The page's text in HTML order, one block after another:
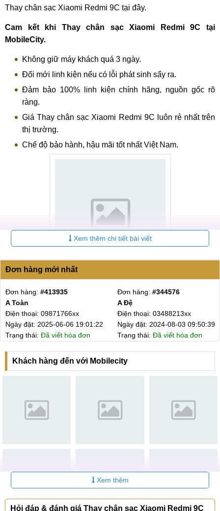
Thay chân sạc Xiaomi Redmi 9C tại đây.
Cam kết khi Thay chân sạc Xiaomi Redmi 9C tại
MobileCity.
Không giữ máy khách quá 3 ngày.
Đối mới linh kiện nếu có lỗi phát sinh sẩy ra.
Đảm bảo 100% linh kiện chính hãng, nguồn gốc rõ
ràng.
Giá Thay chân sạc Xiaomi Redmi 9C luôn rẻ nhất trên
thị trường.
Chế độ bảo hành, hậu mãi tốt nhất Việt Nam.
Hệ thống sửa chữa điện thoại di động
Tại Hà Nội
CN 1:120 Thái Hà, Q. Đống Đa
Hotline: 037.437.9999
CN 3:42 Phố Vọng, Hai Bà Trưng
CN 5:602 Lê Hồng Phong, Quận 10
Xem thêm chi tiết bài viết
Đơn hàng mới nhất
Đơn hàng: #413935
A Toàn
Điện thoại: 09871766xx
Ngày đặt: 2025-06-06 19:01:22
Trạng thái: Đã viết hóa đơn
Đơn hàng: #344576
A Đệ
Điện thoại: 03488213xx
Ngày đặt: 2024-08-03 09:50:39
Trạng thái: Đã viết hóa đơn
Khách hàng đến với Mobilecity
Xem thêm
Hỏi đáp & đánh giá Thay chân sạc Xiaomi Redmi 9C